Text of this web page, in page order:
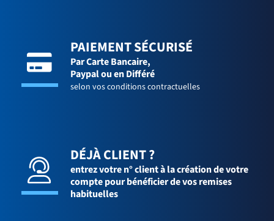
PAIEMENT SÉCURISÉ
Par Carte Bancaire,
Paypal ou en Différé
selon vos conditions contractuelles
DÉJÀ CLIENT ?
entrez votre n° client à la création de votre
compte pour bénéficier de vos remises
habituelles